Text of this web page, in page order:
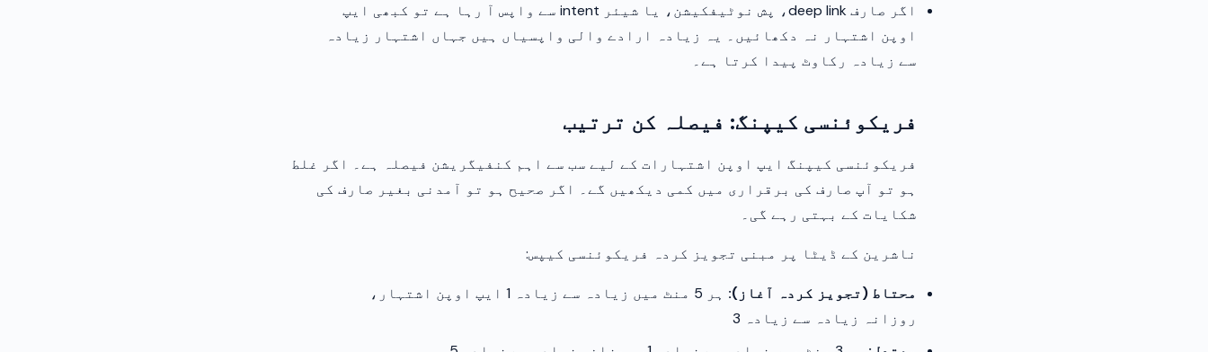
اگر صارف deep link، پش نوٹیفکیشن، یا شیئر intent سے واپس آ رہا ہے تو کبھی ایپ
اوپن اشتہار نہ دکھائیں۔ یہ زیادہ ارادے والی واپسیاں ہیں جہاں اشتہار زیادہ
سے زیادہ رکاوٹ پیدا کرتا ہے۔
فریکوئنسی کیپنگ: فیصلہ کن ترتیب
فریکوئنسی کیپنگ ایپ اوپن اشتہارات کے لیے سب سے اہم کنفیگریشن فیصلہ ہے۔ اگر غلط
ہو تو آپ صارف کی برقراری میں کمی دیکھیں گے۔ اگر صحیح ہو تو آمدنی بغیر صارف کی
شکایات کے بہتی رہے گی۔
ناشرین کے ڈیٹا پر مبنی تجویز کردہ فریکوئنسی کیپس:
محتاط (تجویز کردہ آغاز):
ہر 5 منٹ میں زیادہ سے زیادہ 1 ایپ اوپن اشتہار،
روزانہ زیادہ سے زیادہ 3